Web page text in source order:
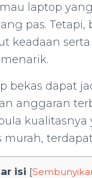
laptop
pas.
keadaan
bekas dapat
anggaran
murah,
isi [